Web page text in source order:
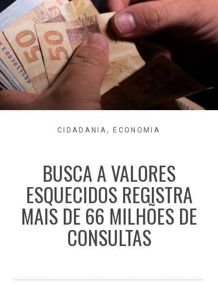
CIDADANIA , ECONOMIA
BUSCA A VALORES
ESQUECIDOS REGISTRA
MAIS DE 66 MILHÕES DE
CONSULTAS